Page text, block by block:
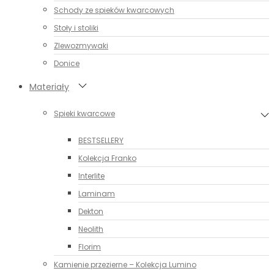
Schody ze spieków kwarcowych
Stoły i stoliki
Zlewozmywaki
Donice
Materiały
Spieki kwarcowe
BESTSELLERY
Kolekcja Franko
Interlite
Laminam
Dekton
Neolith
Florim
Kamienie przezierne – Kolekcja Lumino